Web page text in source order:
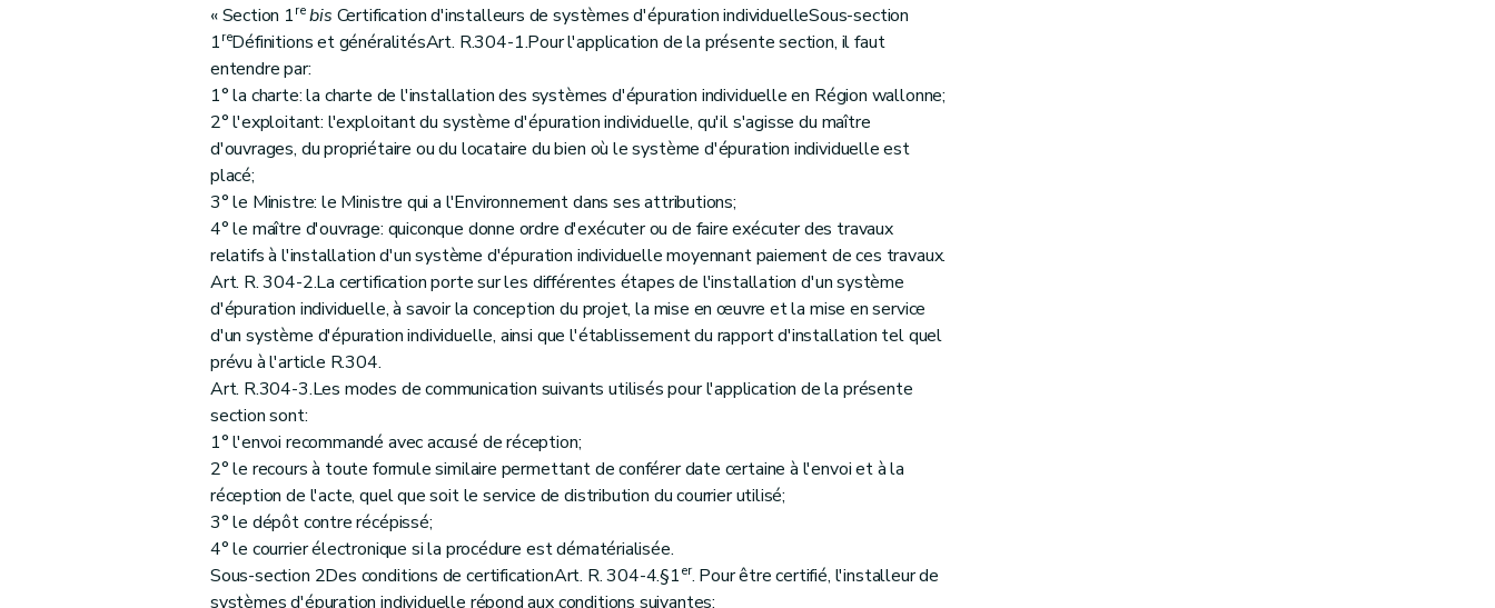
« Section 1re bis Certification d'installeurs de systèmes d'épuration individuelleSous-section
1reDéfinitions et généralitésArt. R.304-1.Pour l'application de la présente section, il faut
entendre par:
1° la charte: la charte de l'installation des systèmes d'épuration individuelle en Région wallonne;
2° l'exploitant: l'exploitant du système d'épuration individuelle, qu'il s'agisse du maître
d'ouvrages, du propriétaire ou du locataire du bien où le système d'épuration individuelle est
placé;
3° le Ministre: le Ministre qui a l'Environnement dans ses attributions;
4° le maître d'ouvrage: quiconque donne ordre d'exécuter ou de faire exécuter des travaux
relatifs à l'installation d'un système d'épuration individuelle moyennant paiement de ces travaux.
Art. R. 304-2.La certification porte sur les différentes étapes de l'installation d'un système
d'épuration individuelle, à savoir la conception du projet, la mise en œuvre et la mise en service
d'un système d'épuration individuelle, ainsi que l'établissement du rapport d'installation tel quel
prévu à l'article R.304.
Art. R.304-3.Les modes de communication suivants utilisés pour l'application de la présente
section sont:
1° l'envoi recommandé avec accusé de réception;
2° le recours à toute formule similaire permettant de conférer date certaine à l'envoi et à la
réception de l'acte, quel que soit le service de distribution du courrier utilisé;
3° le dépôt contre récépissé;
4° le courrier électronique si la procédure est dématérialisée.
Sous-section 2Des conditions de certificationArt. R. 304-4.§1er. Pour être certifié, l'installeur de
systèmes d'épuration individuelle répond aux conditions suivantes: